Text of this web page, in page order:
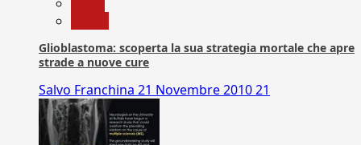
Glioblastoma: scoperta la sua strategia mortale che apre
strade a nuove cure
Salvo Franchina 21 Novembre 201021